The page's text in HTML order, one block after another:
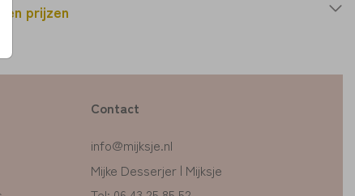
en prijzen
Contact
info@mijksje.nl
Mijke Desserjer | Mijksje